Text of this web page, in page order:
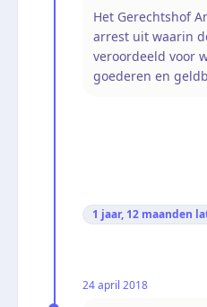
Het Gerechtshof
arrest uit waarin
veroordeeld voor
goederen en
1 jaar, 12 maanden
24 april 2018